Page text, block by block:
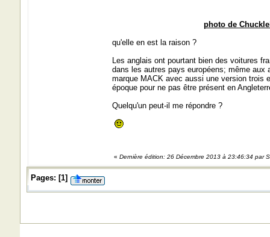
photo de
qu'elle en est la raison ?
Les anglais ont pourtant bien des voitures
dans les autres pays européens; même
marque MACK avec aussi une version trois
époque pour ne pas être présent en
Quelqu'un peut-il me répondre ?
« Dernière édition: 26 Décembre 2013 à 23:46:34 par
Pages: [1]